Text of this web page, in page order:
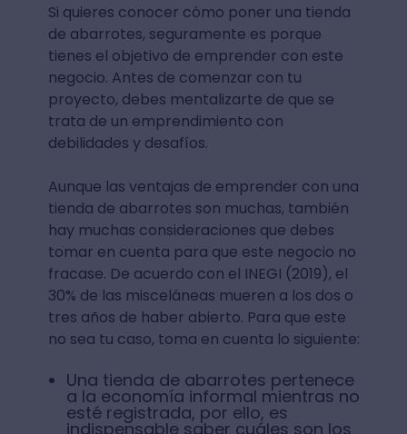
Si quieres conocer cómo poner una tienda
de abarrotes, seguramente es porque
tienes el objetivo de emprender con este
negocio. Antes de comenzar con tu
proyecto, debes mentalizarte de que se
trata de un emprendimiento con
debilidades y desafíos.
Aunque las ventajas de emprender con una
tienda de abarrotes son muchas, también
hay muchas consideraciones que debes
tomar en cuenta para que este negocio no
fracase. De acuerdo con el INEGI (2019), el
30% de las misceláneas mueren a los dos o
tres años de haber abierto. Para que este
no sea tu caso, toma en cuenta lo siguiente:
Una tienda de abarrotes pertenece
a la economía informal mientras no
esté registrada, por ello, es
indispensable saber cuáles son los